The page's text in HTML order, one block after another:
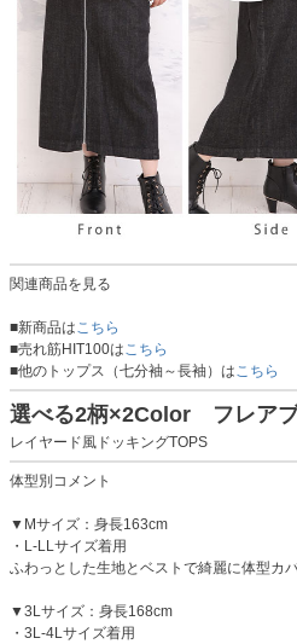
関連商品を見る
■新商品はこちら
■売れ筋HIT100はこちら
■他のトップス（七分袖～長袖）はこちら
選べる2柄×2Color フレアブ
レイヤード風ドッキングTOPS
体型別コメント
▼Mサイズ：身長163cm
・L-LLサイズ着用
ふわっとした生地とベストで綺麗に体型カ
▼3Lサイズ：身長168cm
・3L-4Lサイズ着用